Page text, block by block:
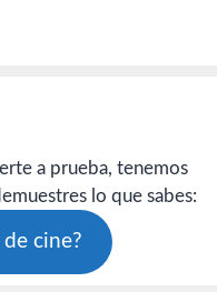
a prueba, tenemos
lo que sabes:
de cine?